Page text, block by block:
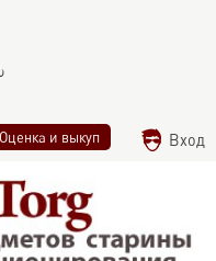
Оценка и выкуп Вход